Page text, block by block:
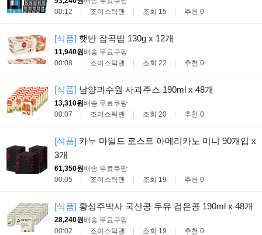
00:12
조이스틱맨 조회 15 추천 0
[식품] 햇반 잡곡밥 130g x 12개
11,940원배송 무료쿠팡
00:08
조이스틱맨 조회 22 추천 0
[식품] 남양과수원 사과주스 190ml x 48개
13,310원배송 무료쿠팡
00:07
조이스틱맨 조회 20 추천 0
[식품] 카누 마일드 로스트 아메리카노 미니 90개입 x
3개
61,350원배송 무료쿠팡
00:05
조이스틱맨 조회 19 추천 0
[식품] 황성주박사 국산콩 두유 검은콩 190ml x 48개
28,240원배송 무료쿠팡
00:02
조이스틱맨 조회 19 추천 0